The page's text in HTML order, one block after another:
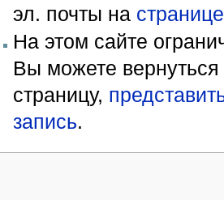
эл. почты на
На этом сайте
Вы можете
страницу,
запись.